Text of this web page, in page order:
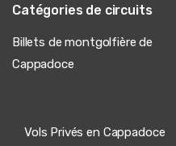
Catégories de circuits
Billets de montgolfière de
Cappadoce
Vols Privés en Cappadoce